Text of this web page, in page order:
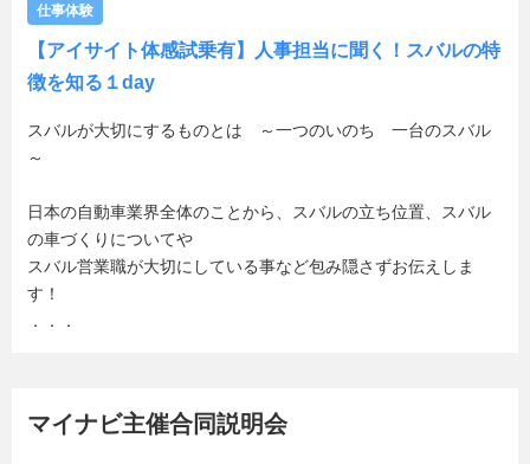
仕事体験
【アイサイト体感試乗有】人事担当に聞く！スバルの特
徴を知る１day
スバルが大切にするものとは ～一つのいのち 一台のスバル
～
日本の自動車業界全体のことから、スバルの立ち位置、スバル
の車づくりについてや
スバル営業職が大切にしている事など包み隠さずお伝えしま
す！
．．．
マイナビ主催合同説明会